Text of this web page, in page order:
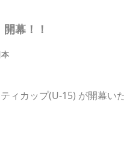
幕！！
ィカップ(U-15) が開幕いた